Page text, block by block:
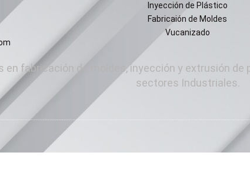
Inyección de Plástico
Fabricaión de Moldes
Vucanizado
en fabricación de moldes, inyección y extrusión
sectores Industriales.